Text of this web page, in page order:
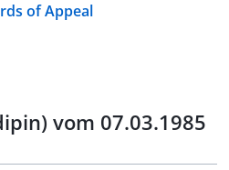
of Appeal
vom 07.03.1985